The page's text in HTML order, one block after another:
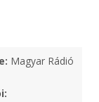
Magyar Rádió